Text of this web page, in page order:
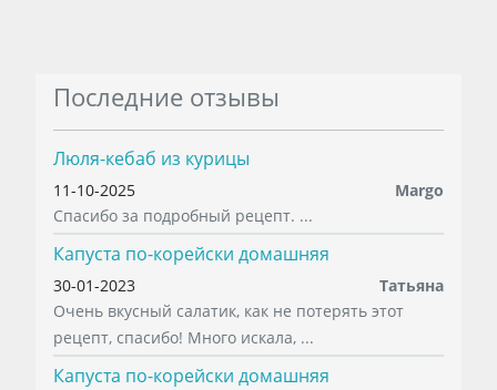
Последние отзывы
Люля-кебаб из курицы
11-10-2025
Margo
Спасибо за подробный рецепт. ...
Капуста по-корейски домашняя
30-01-2023
Татьяна
Очень вкусный салатик, как не потерять этот
рецепт, спасибо! Много искала, ...
Капуста по-корейски домашняя